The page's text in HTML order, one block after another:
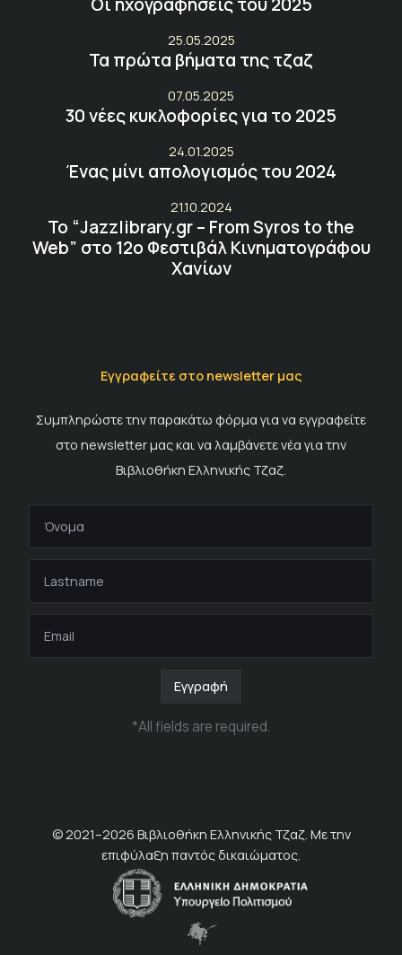
25.05.2025
Τα πρώτα βήματα της τζαζ
07.05.2025
30 νέες κυκλοφορίες για το 2025
24.01.2025
Ένας μίνι απολογισμός του 2024
21.10.2024
Το “Jazzlibrary.gr – From Syros to the
Web” στο 12ο Φεστιβάλ Κινηματογράφου
Χανίων
Εγγραφείτε στο newsletter μας
Συμπληρώστε την παρακάτω φόρμα για να εγγραφείτε
στο newsletter μας και να λαμβάνετε νέα για την
Βιβλιοθήκη Ελληνικής Τζαζ.
Εγγραφή
*All fields are required.
© 2021–2026 Βιβλιοθήκη Ελληνικής Τζαζ. Με την
επιφύλαξη παντός δικαιώματος.